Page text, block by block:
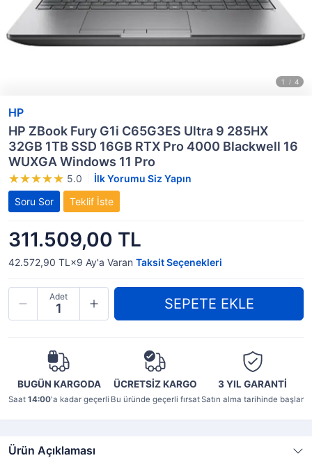
HP
HP ZBook Fury G1i C65G3ES Ultra 9 285HX
32GB 1TB SSD 16GB RTX Pro 4000 Blackwell 16
WUXGA Windows 11 Pro
5.0
İlk Yorumu Siz Yapın
Soru Sor
Teklif İste
311.509,00 TL
42.572,90 TL×9 Ay'a Varan Taksit Seçenekleri
Adet
BUGÜN KARGODA
Saat 14:00'a kadar geçerli
ÜCRETSİZ KARGO
Bu üründe geçerli fırsat
3 YILGARANTİ
Satın alma tarihinde başlar
Ürün Açıklaması